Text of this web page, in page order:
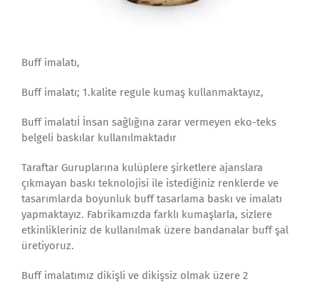
Buff imalatı,
Buff imalatı; 1.kalite regule kumaş kullanmaktayız,
Buff imalatıİ İnsan sağlığına zarar vermeyen eko-teks
belgeli baskılar kullanılmaktadır
Taraftar Guruplarına kulüplere şirketlere ajanslara
çıkmayan baskı teknolojisi ile istediğiniz renklerde ve
tasarımlarda boyunluk buff tasarlama baskı ve imalatı
yapmaktayız. Fabrikamızda farklı kumaşlarla, sizlere
etkinlikleriniz de kullanılmak üzere bandanalar buff şal
üretiyoruz.
Buff imalatımız dikişli ve dikişsiz olmak üzere 2